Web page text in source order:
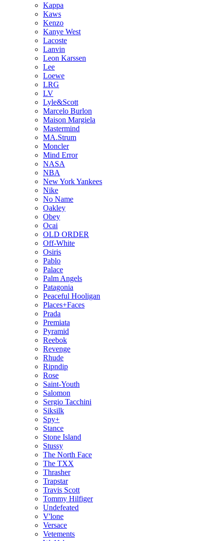
Kappa
Kaws
Kenzo
Kanye West
Lacoste
Lanvin
Leon Karssen
Lee
Loewe
LRG
LV
Lyle&Scott
Marcelo Burlon
Maison Margiela
Mastermind
MA.Strum
Moncler
Mind Error
NASA
NBA
New York Yankees
Nike
No Name
Oakley
Obey
Ocai
OLD ORDER
Off-White
Osiris
Pablo
Palace
Palm Angels
Patagonia
Peaceful Hooligan
Places+Faces
Prada
Premiata
Pyramid
Reebok
Revenge
Rhude
Ripndip
Rose
Saint-Youth
Salomon
Sergio Tacchini
Siksilk
Spy+
Stance
Stone Island
Stussy
The North Face
The TXX
Thrasher
Trapstar
Travis Scott
Tommy Hilfiger
Undefeated
V'lone
Versace
Vetements